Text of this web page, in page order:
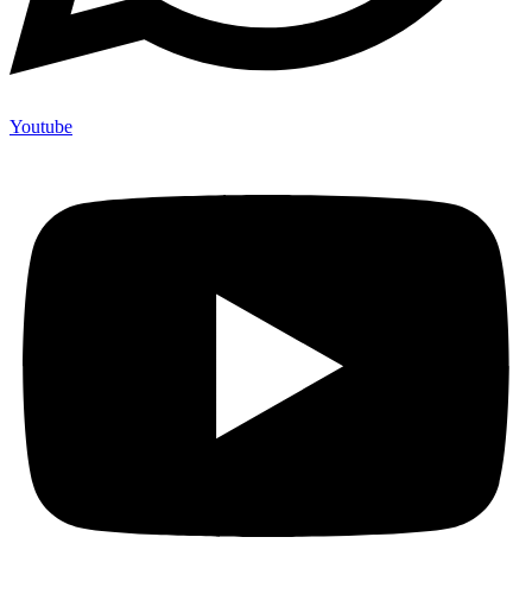
Youtube